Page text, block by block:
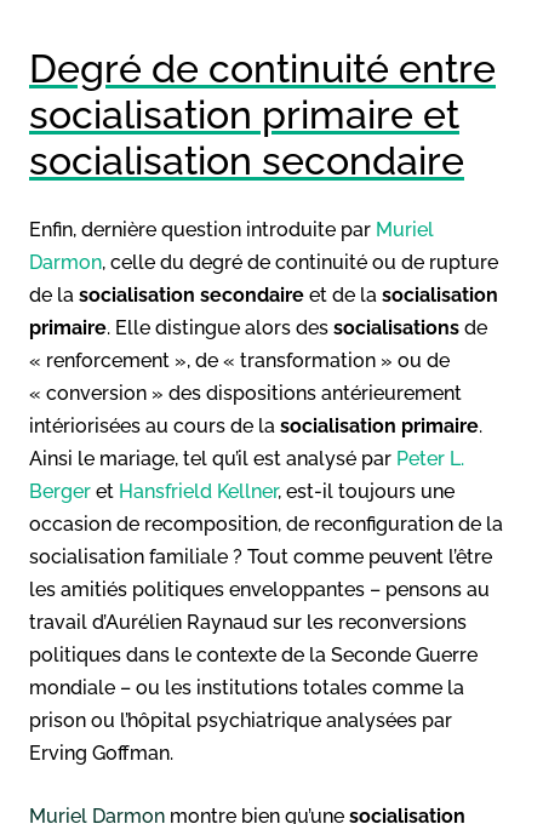
Degré de continuité entre
socialisation primaire et
socialisation secondaire
Enfin, dernière question introduite par Muriel
Darmon, celle du degré de continuité ou de rupture
de la socialisation secondaire et de la socialisation
primaire. Elle distingue alors des socialisations de
« renforcement », de « transformation » ou de
« conversion » des dispositions antérieurement
intériorisées au cours de la socialisation primaire.
Ainsi le mariage, tel qu’il est analysé par Peter L.
Berger et Hansfrield Kellner, est-il toujours une
occasion de recomposition, de reconfiguration de la
socialisation familiale ? Tout comme peuvent l’être
les amitiés politiques enveloppantes – pensons au
travail d’Aurélien Raynaud sur les reconversions
politiques dans le contexte de la Seconde Guerre
mondiale – ou les institutions totales comme la
prison ou l’hôpital psychiatrique analysées par
Erving Goffman.
Muriel Darmon montre bien qu’une socialisation